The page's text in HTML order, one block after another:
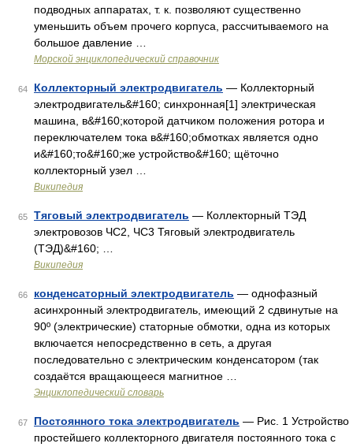
подводных аппаратах, т. к. позволяют существенно
уменьшить объем прочего корпуса, рассчитываемого на
большое давление …
Морской энциклопедический справочник
64 Коллекторный электродвигатель — Коллекторный
электродвигатель&#160; синхронная[1] электрическая
машина, в&#160;которой датчиком положения ротора и
пере­к­лю­ча­те­лем тока в&#160;обмотках является одно
и&#160;то&#160;же устройство&#160; щёточно
коллекторный узел …
Википедия
65 Тяговый электродвигатель — Коллекторный ТЭД
электровозов ЧС2, ЧС3 Тяговый электродвигатель
(ТЭД)&#160; …
Википедия
66 конденсаторный электродвигатель — однофазный
асинхронный электродвигатель, имеющий 2 сдвинутые на
90º (электрические) статорные обмотки, одна из которых
включается непосредственно в сеть, а другая
последовательно с электрическим конденсатором (так
создаётся вращающееся магнитное …
Энциклопедический словарь
67 Постоянного тока электродвигатель — Рис. 1 Устройство
простейшего коллекторного двигателя постоянного тока с